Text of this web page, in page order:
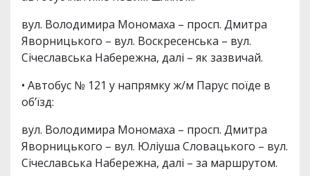
вул. Володимира Мономаха – просп. Дмитра
Яворницького – вул. Воскресенська – вул.
Січеславська Набережна, далі – як зазвичай.
• Автобус № 121 у напрямку ж/м Парус поїде в
об’їзд:
вул. Володимира Мономаха – просп. Дмитра
Яворницького – вул. Юліуша Словацького – вул.
Січеславська Набережна, далі – за маршрутом.